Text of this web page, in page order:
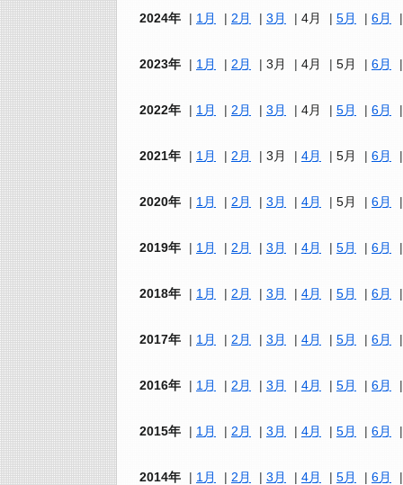
2024年 1月 2月 3月 4月 5月 6月
2023年 1月 2月 3月 4月 5月 6月
2022年 1月 2月 3月 4月 5月 6月
2021年 1月 2月 3月 4月 5月 6月
2020年 1月 2月 3月 4月 5月 6月
2019年 1月 2月 3月 4月 5月 6月
2018年 1月 2月 3月 4月 5月 6月
2017年 1月 2月 3月 4月 5月 6月
2016年 1月 2月 3月 4月 5月 6月
2015年 1月 2月 3月 4月 5月 6月
2014年 1月 2月 3月 4月 5月 6月